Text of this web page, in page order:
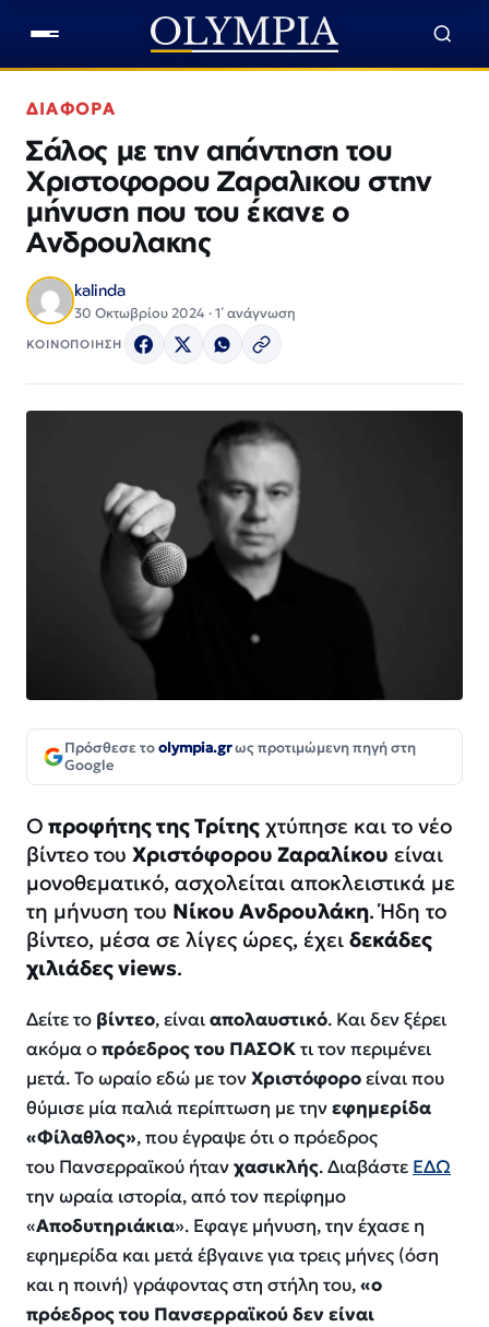
ΔΙΑΦΟΡΑ
Σάλος με την απάντηση του
Χριστοφορου Ζαραλικου στην
μήνυση που του έκανε ο
Ανδρουλακης
kalinda
30 Οκτωβρίου 2024 · 1΄ ανάγνωση
ΚΟΙΝΟΠΟΙΗΣΗ
Πρόσθεσε τοolympia.grως προτιμώμενη πηγή στη
Google
Ο προφήτης της Τρίτης χτύπησε και το νέο
βίντεο του Χριστόφορου Ζαραλίκου είναι
μονοθεματικό, ασχολείται αποκλειστικά με
τη μήνυση του Νίκου Ανδρουλάκη. Ήδη το
βίντεο, μέσα σε λίγες ώρες, έχει δεκάδες
χιλιάδες views.
Δείτε το βίντεο, είναιαπολαυστικό. Και δεν ξέρει
ακόμα οπρόεδρος του ΠΑΣΟΚτι τον περιμένει
μετά. Το ωραίο εδώ με τονΧριστόφοροείναι που
θύμισε μία παλιά περίπτωση με τηνεφημερίδα
«Φίλαθλος», που έγραψε ότι ο πρόεδρος
του Πανσερραϊκού ήτανχασικλής. Διαβάστε ΕΔΩ
την ωραία ιστορία, από τον περίφημο
«Αποδυτηριάκια». Εφαγε μήνυση, την έχασε η
εφημερίδα και μετά έβγαινε για τρεις μήνες (όση
και η ποινή) γράφοντας στη στήλη του,«ο
πρόεδρος του Πανσερραϊκού δεν είναι